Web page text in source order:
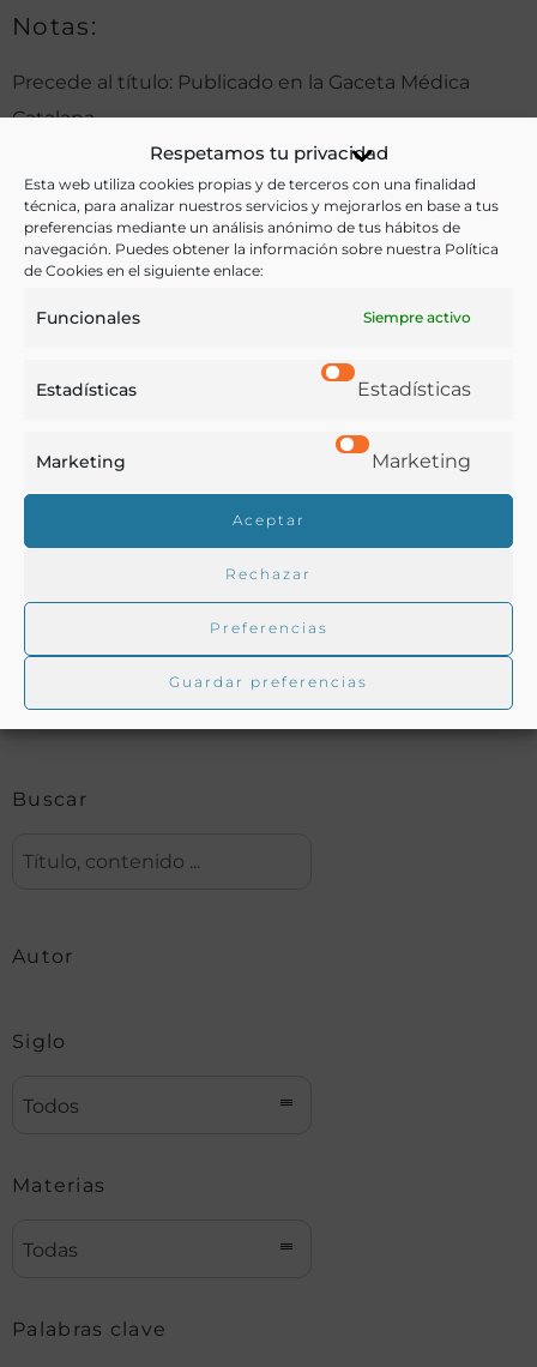
Respetamos tu privacidad
Esta web utiliza cookies propias y de terceros con una finalidad
técnica, para analizar nuestros servicios y mejorarlos en base a tus
preferencias mediante un análisis anónimo de tus hábitos de
navegación. Puedes obtener la información sobre nuestra Política
de Cookies en el siguiente enlace:
Funcionales Siempre activo
Estadísticas Estadísticas
Marketing Marketing
Aceptar
Rechazar
Preferencias
Guardar preferencias
Notas:
Precede al título: Publicado en la Gaceta Médica
Catalana
Ver más libros de estas materias:
Dietética y nutrición,Medicina
Ver más libros con las palabras clave:
Tratamientos
COMPARTIR
Buscar en la biblioteca
Biblioteca digital Duque de Ahumada
Buscar
Autor
Siglo
Todos
Materias
Todas
Palabras clave